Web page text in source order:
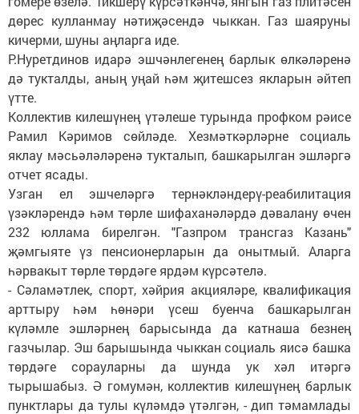
дөрес кулланмау нәтиҗәсендә чыккан. Газ шаяруны
кичерми, шуны аңларга иде.
Р.Нуретдинов идарә эшчәнлегенең барлык өлкәләренә
дә тукталды, аның уңай һәм җитешсез якларын әйтеп
үтте.
Коллектив килешүнең үтәлеше турында профком рәисе
Рамил Кәримов сөйләде. Хезмәткәрләрне социаль
яклау мәсьәләләренә тукталып, башкарылган эшләргә
отчет ясады.
Узган ел эшчеләргә тернәкләндерү-реабилитация
үзәкләрендә һәм төрле шифаханәләрдә дәвалану өчен
232 юллама бирелгән. "Газпром трансгаз Казань"
җәмгыяте үз пенсионерларын да онытмый. Аларга
һәрвакыт төрле төрдәге ярдәм күрсәтелә.
- Сәламәтлек, спорт, хәйрия акцияләре, квалификация
арттыру һәм һөнәри үсеш буенча башкарылган
күләмле эшләрнең барысында да катнаша безнең
газчылар. Эш барышында чыккан социаль яисә башка
төрдәге сорауларны да шунда ук хәл итәргә
тырышабыз. Ә гомумән, коллектив килешүнең барлык
пунктлары да тулы күләмдә үтәлгән, - дип тәмамлады